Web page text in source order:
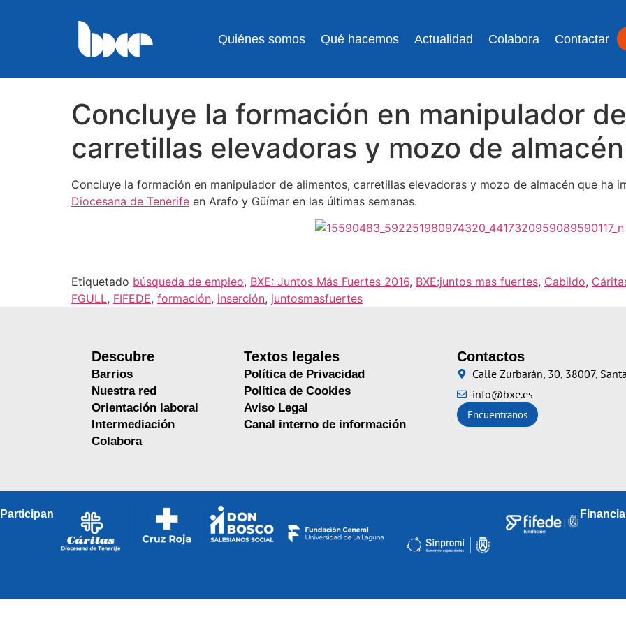
Quiénes somos Qué hacemos Actualidad Colabora Contactar
Concluye la formación en manipulador
carretillas elevadoras y mozo de almacén
Concluye la formación en manipulador de alimentos, carretillas elevadoras y mozo de almacén que ha
Diocesana de Tenerife en Arafo y Güímar en las últimas semanas.
Etiquetado búsqueda de empleo, BXE: Juntos Más Fuertes 2016, BXE:juntos mas fuertes, Cabildo,
FGULL, FIFEDE, formación, inserción, juntosmasfuertes
Descubre
Barrios
Nuestra red
Orientación laboral
Intermediación
Colabora
Textos legales
Política de Privacidad
Política de Cookies
Aviso Legal
Canal interno de información
Contactos
Calle Zurbarán, 30, 38007,
info@bxe.es
Encuentranos
Participan